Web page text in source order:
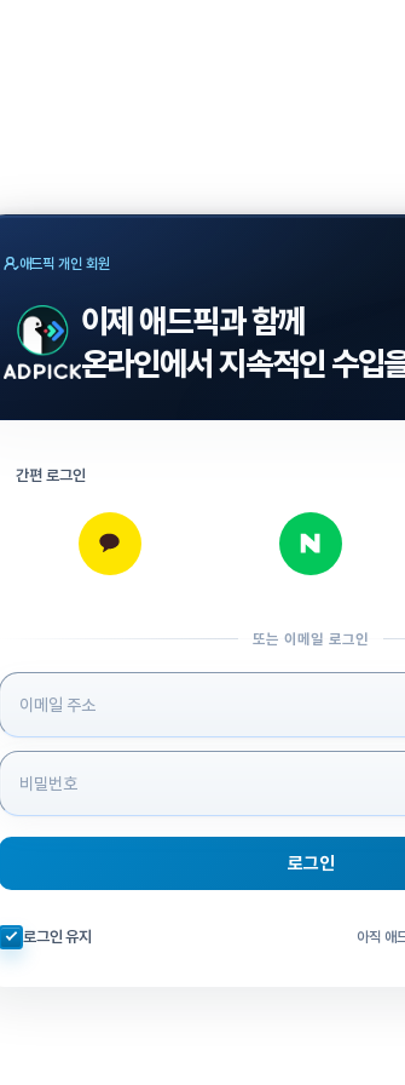
애드픽 개인 회원
이제 애드픽과 함께
온라인에서 지속적인 수입
간편 로그인
또는 이메일 로그인
로그인 정보 입력
로그인
자동로그인 체크
로그인 유지 아직 애